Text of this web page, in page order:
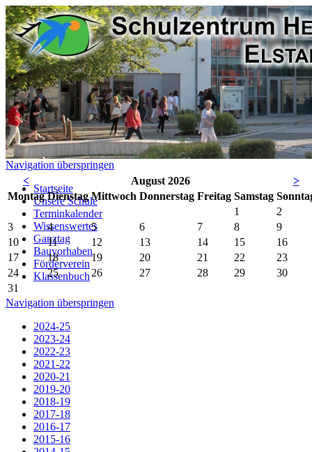
Navigation überspringen
Startseite
Unsere Schule
Terminkalender
Wissenswertes
Ganztag
Bauvorhaben
Förderverein
Klassenbuch
< August 2026
>
Montag Dienstag Mittwoch Donnerstag Freitag Samstag So
1
2
3
4 5 6 7 8
9
10
11 12 13 14 15
16
17
18 19 20 21 22
23
24
25 26 27 28 29
30
31
Navigation überspringen
2024-25
2023-24
2022-23
2021-22
2020-21
2019-20
2018-19
2017-18
2016-17
2015-16